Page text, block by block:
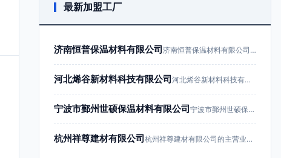
最新加盟工厂
济南恒普保温材料有限公司 济南恒普保温材料有限公司成立于201…
河北烯谷新材料科技有限公司 河北烯谷新材料科技有限公司成立于20…
宁波市鄞州世硕保温材料有限公司 宁波市鄞州世硕保温材料有限公司成立于…
杭州祥尊建材有限公司 杭州祥尊建材有限公司的主营业务为建筑…